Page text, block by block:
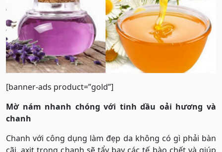
[banner-ads product=”gold”]
Mờ nám nhanh chóng với tinh dầu oải hương và
chanh
Chanh với công dụng làm đẹp da không có gì phải bàn